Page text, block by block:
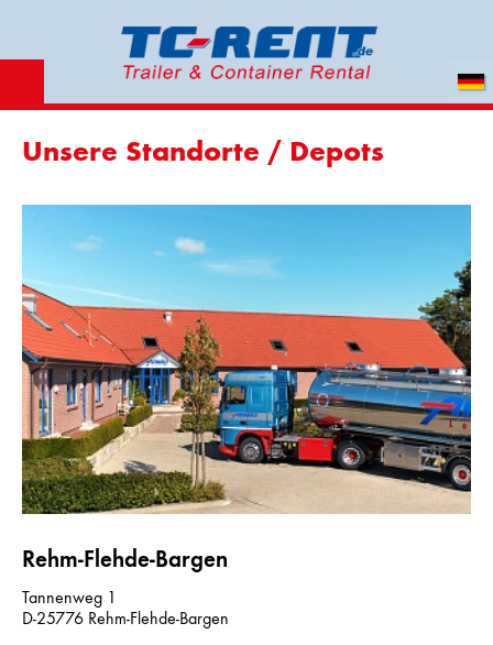
Unsere Standorte / Depots
Rehm-Flehde-Bargen
Tannenweg 1
D-25776 Rehm-Flehde-Bargen